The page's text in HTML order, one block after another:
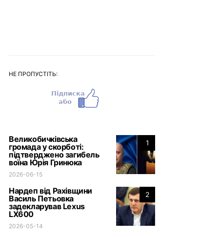
НЕ ПРОПУСТІТЬ:
1
Великобичківська
громада у скорботі:
підтверджено загибель
воїна Юрія Гринюка
2026-06-15
2
Нардеп від Рахівщини
Василь Петьовка
задекларував Lexus
LX600
2026-05-14